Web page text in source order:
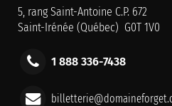
5, rang Saint-Antoine C.P. 672
Saint-Irénée (Québec) G0T 1V0
1 888 336-7438